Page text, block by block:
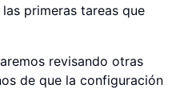
primeras tareas que
revisando otras
de que la configuración